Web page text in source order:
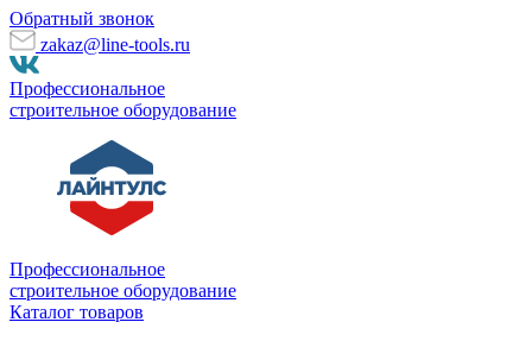
Обратный звонок
zakaz@line-tools.ru
Профессиональное
строительное оборудование
Профессиональное
строительное оборудование
Каталог товаров